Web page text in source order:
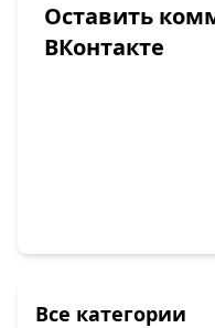
Оставить
ВКонтакте
Все категории